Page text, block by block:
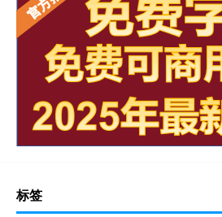
标签